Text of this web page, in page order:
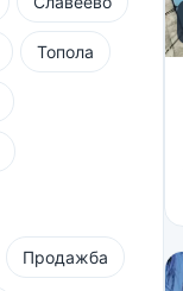
Топола
Продажба